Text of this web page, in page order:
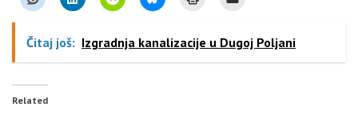
Čitaj još: Izgradnja kanalizacije u Dugoj Poljani
Related